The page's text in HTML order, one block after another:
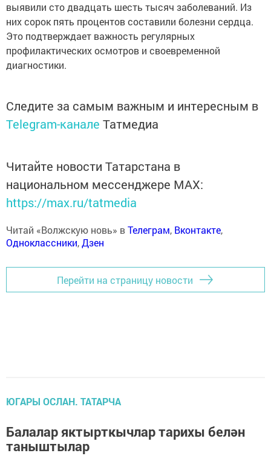
выявили сто двадцать шесть тысяч заболеваний. Из
них сорок пять процентов составили болезни сердца.
Это подтверждает важность регулярных
профилактических осмотров и своевременной
диагностики.
Следите за самым важным и интересным в
Telegram-канале Татмедиа
Читайте новости Татарстана в
национальном мессенджере MАХ:
https://max.ru/tatmedia
Читай «Волжскую новь» вТелеграм, Вконтакте,
Одноклассники,Дзен
Перейти на страницу новости
ЮГАРЫ ОСЛАН. ТАТАРЧА
Балалар яктырткычлар тарихы белән
таныштылар